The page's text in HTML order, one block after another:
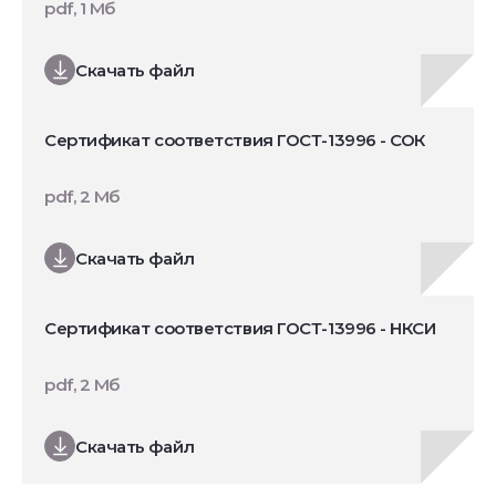
Скачать файл
pdf, 1 Мб
Сертификат соответствия ГОСТ-13996 - СОК
Скачать файл
pdf, 2 Мб
Сертификат соответствия ГОСТ-13996 - НКСИ
Скачать файл
pdf, 2 Мб